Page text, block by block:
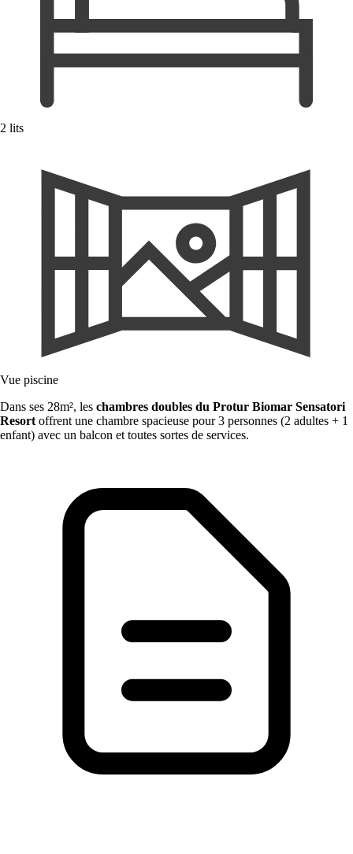
2 lits
Vue piscine
Dans ses 28m², les chambres doubles du Protur Biomar Sensatori
Resort offrent une chambre spacieuse pour 3 personnes (2 adultes + 1
enfant) avec un balcon et toutes sortes de services.